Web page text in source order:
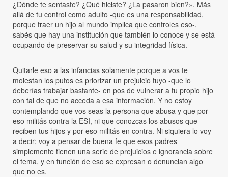
¿Dónde te sentaste? ¿Qué hiciste? ¿La pasaron bien?». Más
allá de tu control como adulto -que es una responsabilidad,
porque traer un hijo al mundo implica que controles eso-,
sabés que hay una institución que también lo conoce y se está
ocupando de preservar su salud y su integridad física.
Quitarle eso a las infancias solamente porque a vos te
molestan los putos es priorizar un prejuicio tuyo -que lo
deberías trabajar bastante- en pos de vulnerar a tu propio hijo
con tal de que no acceda a esa información. Y no estoy
contemplando que vos seas la persona que abusa y que por
eso militás contra la ESI, ni que conozcas los abusos que
reciben tus hijos y por eso militás en contra. Ni siquiera lo voy
a decir; voy a pensar de buena fe que esos padres
simplemente tienen una serie de prejuicios e ignorancia sobre
el tema, y en función de eso se expresan o denuncian algo
que no es.